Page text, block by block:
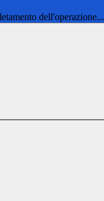
dell'operazione...